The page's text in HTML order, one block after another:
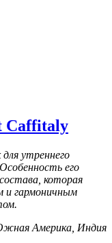
Caffitaly
утреннего
его
которая
и гармоничным
Америка, Индия